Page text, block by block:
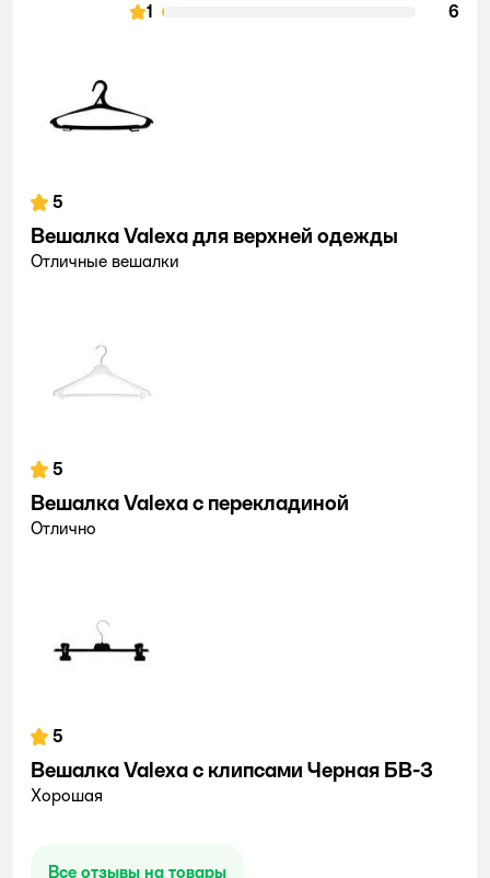
1
6
5
Вешалка Valexa для верхней одежды
Отличные вешалки
5
Вешалка Valexa с перекладиной
Отлично
5
Вешалка Valexa c клипсами Черная БВ-3
Хорошая
Все отзывы на товары